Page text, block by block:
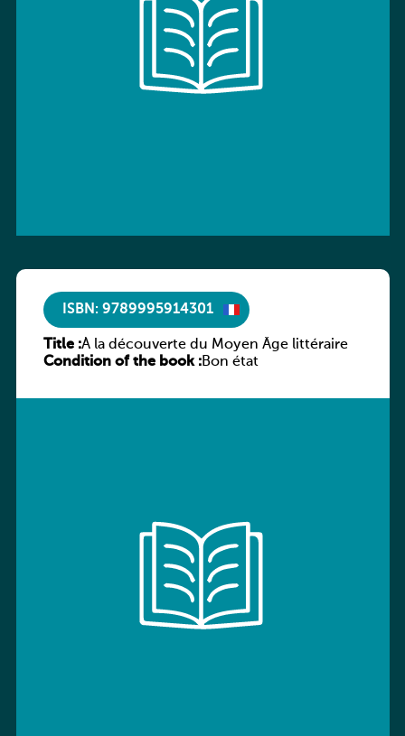
ISBN: 9789995914301
Title :À la découverte du Moyen Âge littéraire
Condition of the book :Bon état